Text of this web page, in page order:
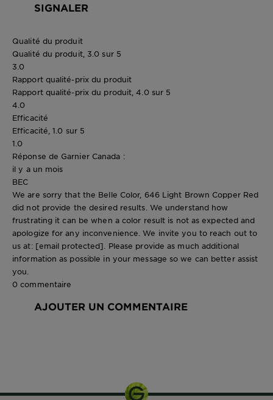
SIGNALER
Qualité du produit
Qualité du produit, 3.0 sur 5
3.0
Rapport qualité-prix du produit
Rapport qualité-prix du produit, 4.0 sur 5
4.0
Efficacité
Efficacité, 1.0 sur 5
1.0
Réponse de Garnier Canada :
il y a un mois
BEC
We are sorry that the Belle Color, 646 Light Brown Copper Red
did not provide the desired results. We understand how
frustrating it can be when a color result is not as expected and
apologize for any inconvenience. We invite you to reach out to
us at: [email protected] . Please provide as much additional
information as possible in your message so we can better assist
you.
0 commentaire
AJOUTER UN COMMENTAIRE